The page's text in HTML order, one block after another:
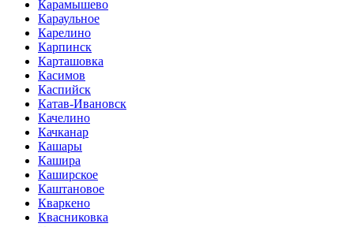
Карамышево
Караульное
Карелино
Карпинск
Карташовка
Касимов
Каспийск
Катав-Ивановск
Качелино
Качканар
Кашары
Кашира
Каширское
Каштановое
Кваркено
Квасниковка